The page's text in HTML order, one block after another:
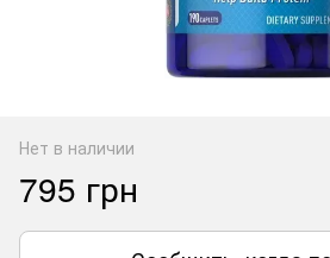
Нет в наличии
795 грн